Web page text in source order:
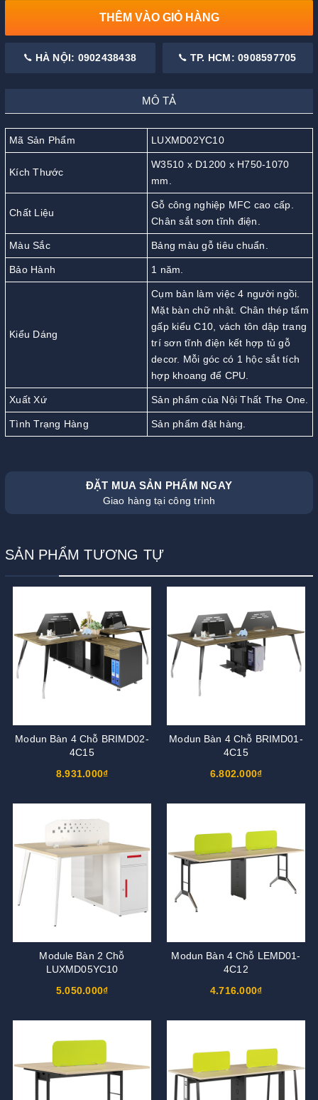
THÊM VÀO GIỎ HÀNG
HÀ NỘI: 0902438438 TP. HCM: 0908597705
MÔ TẢ
Mã Sản Phẩm LUXMD02YC10
Kích Thước
W3510 x D1200 x H750-1070
mm.
Chất Liệu
Gỗ công nghiệp MFC cao cấp.
Chân sắt sơn tĩnh điện.
Màu Sắc Bảng màu gỗ tiêu chuẩn.
Bảo Hành 1 năm.
Kiểu Dáng
Cụm bàn làm việc 4 người ngồi.
Mặt bàn chữ nhật. Chân thép tấm
gấp kiểu C10, vách tôn dập trang
trí sơn tĩnh điện kết hợp tủ gỗ
decor. Mỗi góc có 1 hộc sắt tích
hợp khoang để CPU.
Xuất Xứ Sản phẩm của Nội Thất The One.
Tình Trạng Hàng Sản phẩm đặt hàng.
ĐẶT MUA SẢN PHẨM NGAY
Giao hàng tại công trình
SẢN PHẨM TƯƠNG TỰ
Modun Bàn 4 Chỗ BRIMD02-
4C15
8.931.000₫
Modun Bàn 4 Chỗ BRIMD01-
4C15
6.802.000₫
Module Bàn 2 Chỗ
LUXMD05YC10
5.050.000₫
Modun Bàn 4 Chỗ LEMD01-
4C12
4.716.000₫